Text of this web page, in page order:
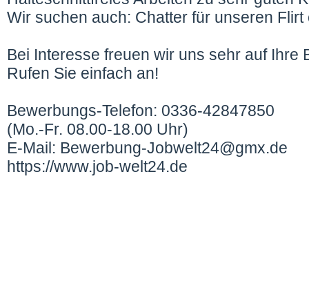
Wir suchen auch: Chatter für unseren
Bei Interesse freuen wir uns sehr auf Ihre
Rufen Sie einfach an!
Bewerbungs-Telefon: 0336-42847850
(Mo.-Fr. 08.00-18.00 Uhr)
E-Mail: Bewerbung-Jobwelt24@gmx.de
https://www.job-welt24.de